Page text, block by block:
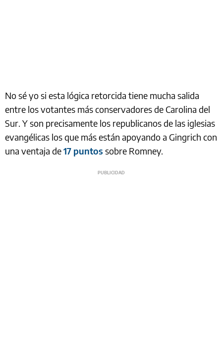
No sé yo si esta lógica retorcida tiene mucha salida
entre los votantes más conservadores de Carolina del
Sur. Y son precisamente los republicanos de las iglesias
evangélicas los que más están apoyando a Gingrich con
una ventaja de17 puntos sobre Romney.